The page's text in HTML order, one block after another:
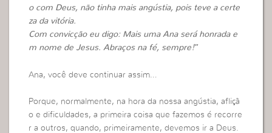
o com Deus, não tinha mais angústia, pois teve a certe
za da vitória.
Com convicção eu digo: Mais uma Ana será honrada e
m nome de Jesus.Abraços na fé, sempre!”
Ana, você deve continuar assim…
Porque, normalmente, na hora da nossa angústia, afliçã
o e dificuldades, a primeira coisa que fazemos é recorre
r a outros, quando, primeiramente, devemos ir a Deus.